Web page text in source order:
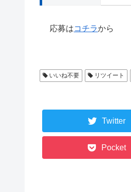
応募はコチラから
いいね不要 リツイート
Twitter
Pocket